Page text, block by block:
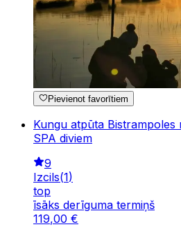
Pievienot favorītiem
Kungu atpūta Bistrampoles
SPA diviem
9
Izcils(1)
top
īsāks derīguma termiņš
119,00 €